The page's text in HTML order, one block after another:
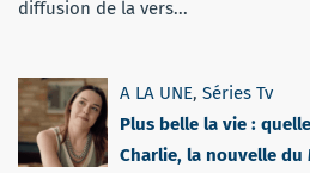
diffusion de la vers...
A LA UNE, Séries Tv
Plus belle la vie :
Charlie, la nouvelle du